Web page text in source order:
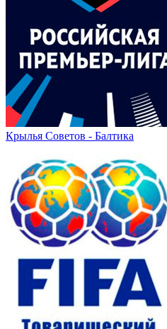
Крылья Советов - Балтика